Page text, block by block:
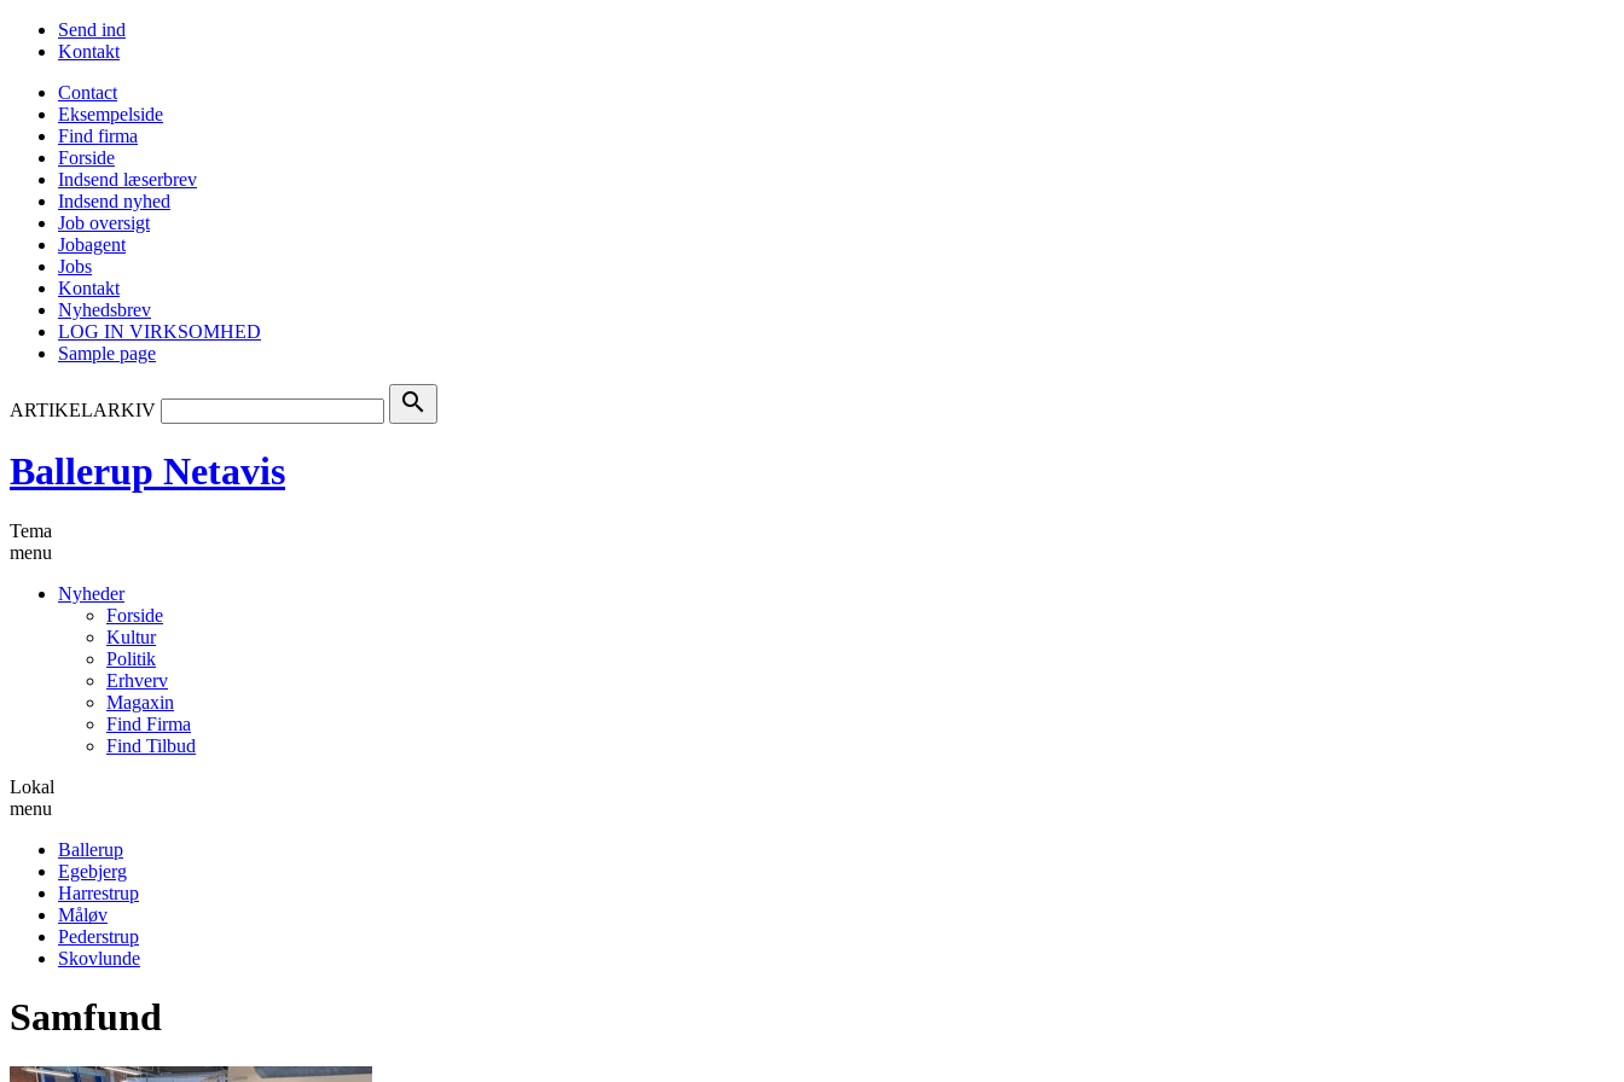
Send ind
Kontakt
Contact
Eksempelside
Find firma
Forside
Indsend læserbrev
Indsend nyhed
Job oversigt
Jobagent
Jobs
Kontakt
Nyhedsbrev
LOG IN VIRKSOMHED
Sample page
ARTIKELARKIV search
Ballerup Netavis
Tema
menu
Nyheder
Forside
Kultur
Politik
Erhverv
Magaxin
Find Firma
Find Tilbud
Lokal
menu
Ballerup
Egebjerg
Harrestrup
Måløv
Pederstrup
Skovlunde
Samfund